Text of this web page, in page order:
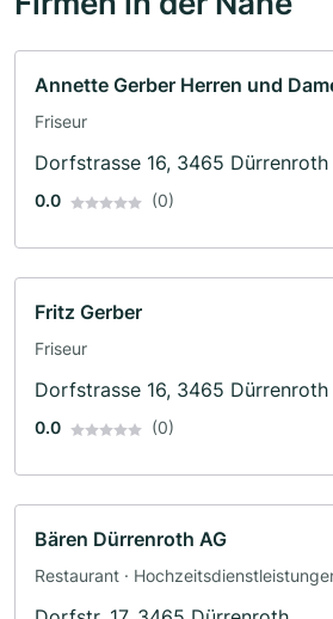
Annette Gerber Herren und
Friseur
Dorfstrasse 16, 3465 Dürrenroth
0.0 (0)
Fritz Gerber
Friseur
Dorfstrasse 16, 3465 Dürrenroth
0.0 (0)
Bären Dürrenroth AG
Restaurant ·